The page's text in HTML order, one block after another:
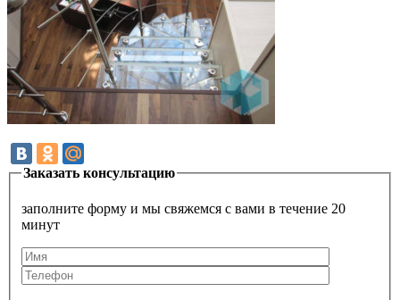
Заказать консультацию
заполните форму и мы свяжемся с вами в течение 20
минут